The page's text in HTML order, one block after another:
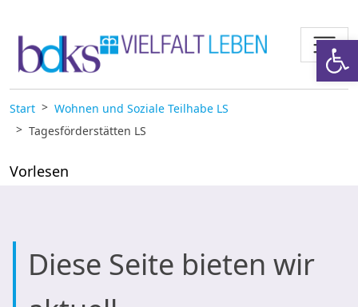
Start
Wohnen und Soziale Teilhabe LS
Tagesförderstätten LS
Vorlesen
Diese Seite bieten wir